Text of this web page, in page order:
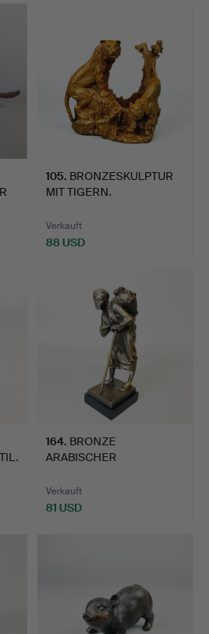
105. BRONZESKULPTUR
MIT TIGERN.
Verkauft
88 USD
164. BRONZE
ARABISCHER
Verkauft
81 USD